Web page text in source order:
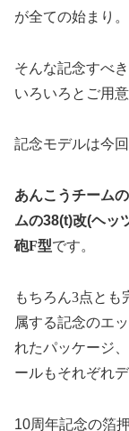
が全ての始まり。
そんな記念すべき
いろいろとご用
記念モデルは今回
あんこうチーム
ムの38(t)改(ヘッ
砲F型です。
もちろん3点とも
属する記念のエ
れたパッケージ
ールもそれぞれ
10周年記念の箔